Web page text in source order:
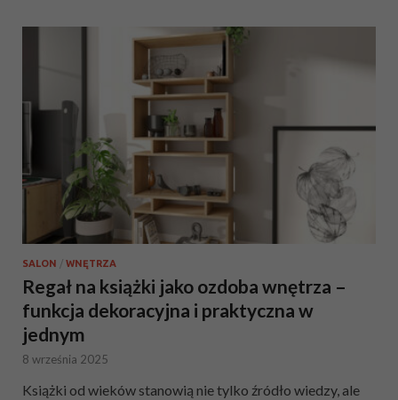
SALON / WNĘTRZA
Regał na książki jako ozdoba wnętrza –
funkcja dekoracyjna i praktyczna w
jednym
8 września 2025
Książki od wieków stanowią nie tylko źródło wiedzy, ale